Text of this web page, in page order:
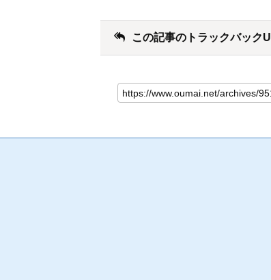
この記事のトラックバック